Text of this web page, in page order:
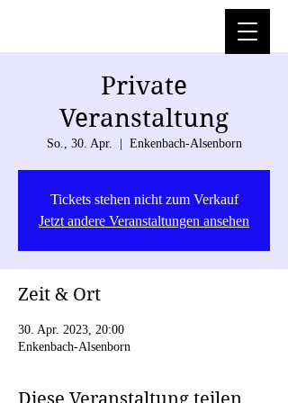
Private
Veranstaltung
So., 30. Apr. Enkenbach-Alsenborn
Tickets stehen nicht zum Verkauf
Jetzt andere Veranstaltungen ansehen
Zeit & Ort
30. Apr. 2023, 20:00
Enkenbach-Alsenborn